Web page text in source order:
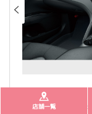
ブラック
写真はX（2WD）。内装色はブラック。
店舗一覧